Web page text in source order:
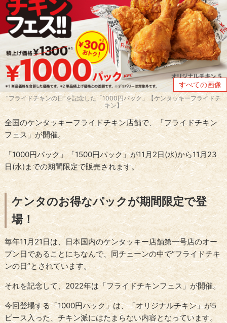
すべての画像
“フライドチキンの日”を記念した「1000円パック」【ケンタッキーフライドチ
キン】
全国のケンタッキーフライドチキン店舗で、「フライドチキン
フェス」が開催。
「1000円パック」「1500円パック」が11月2日(水)から11月23
日(水)までの期間限定で販売されます。
ケンタのお得なパックが期間限定で登
場！
毎年11月21日は、日本国内のケンタッキー店舗第一号店のオー
プン日であることにちなんで、同チェーンの中で“フライドチキ
ンの日”とされています。
それを記念して、2022年は「フライドチキンフェス」が開催。
今回登場する「1000円パック」は、「オリジナルチキン」が5
ピース入った、チキン派にはたまらない内容となっています。